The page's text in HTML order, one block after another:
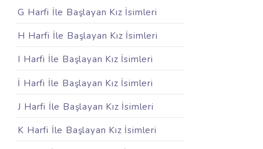
G Harfi İle Başlayan Kız İsimleri
H Harfi İle Başlayan Kız İsimleri
I Harfi İle Başlayan Kız İsimleri
İ Harfi İle Başlayan Kız İsimleri
J Harfi İle Başlayan Kız İsimleri
K Harfi İle Başlayan Kız İsimleri